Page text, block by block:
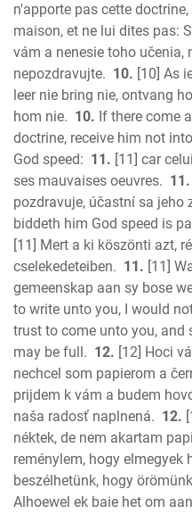
n'apporte pas cette
maison, et ne lui dites pas:
vám a nenesie toho
nepozdravujte. 10. [10] As
leer nie bring nie, ontvang
hom nie. 10. If there come
doctrine, receive him not
God speed: 11. [11] car
ses mauvaises oeuvres. 11.
pozdravuje, účastní sa jeho
biddeth him God speed is
[11] Mert a ki köszönti azt,
cselekedeteiben. 11. [11]
gemeenskap aan sy bose
to write unto you, I would
trust to come unto you, and
may be full. 12. [12] Hoci
nechcel som papierom a
prijdem k vám a budem
naša radosť naplnená. 12.
néktek, de nem akartam
reménylem, hogy elmegyek
beszélhetünk, hogy
Alhoewel ek baie het om